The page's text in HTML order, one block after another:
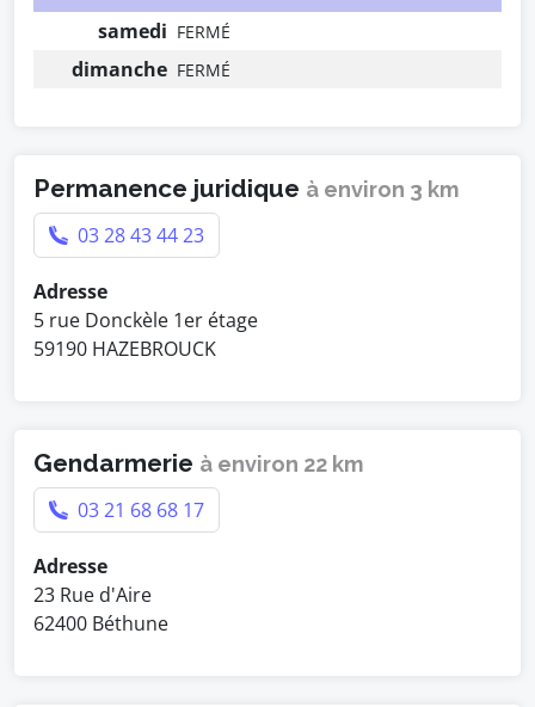
samedi FERMÉ
dimanche FERMÉ
Permanence juridique à environ 3 km
03 28 43 44 23
Adresse
5 rue Donckèle 1er étage
59190 HAZEBROUCK
Gendarmerie à environ 22 km
03 21 68 68 17
Adresse
23 Rue d'Aire
62400 Béthune